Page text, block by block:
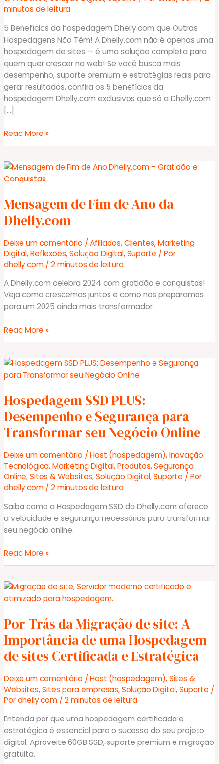
minutos de leitura
5 Benefícios da hospedagem Dhelly.com que Outras
Hospedagens Não Têm! A Dhelly.com não é apenas uma
hospedagem de sites — é uma solução completa para
quem quer crescer na web! Se você busca mais
desempenho, suporte premium e estratégias reais para
gerar resultados, confira os 5 benefícios da
hospedagem Dhelly.com exclusivos que só a Dhelly.com
[…]
🚀
5
da
hospedagem
que
Outras
Hospedagens
Não
Têm!
Read More »
Mensagem de Fim de Ano da
Dhelly.com
Deixe um comentário /Afiliados,Clientes,Marketing
Digital,Reflexões,Solução Digital,Suporte / Por
dhelly.com /2 minutos de leitura
A Dhelly.com celebra 2024 com gratidão e conquistas!
Veja como crescemos juntos e como nos preparamos
para um 2025 ainda mais transformador.
Mensagem
de
de
Ano
Dhelly.com
Read More »
Hospedagem SSD PLUS:
Desempenho e Segurança para
Transformar seu Negócio Online
Deixe um comentário /Host (hospedagem),Inovação
Tecnológica,Marketing Digital,Produtos,Segurança
Online,Sites & Websites,Solução Digital,Suporte / Por
dhelly.com /2 minutos de leitura
Saiba como a Hospedagem SSD da Dhelly.com oferece
a velocidade e segurança necessárias para transformar
seu negócio online.
Hospedagem
SSD
Desempenho
e
para
Transformar
seu
Negócio
Read More »
Por Trás da Migração de site: A
Importância de uma Hospedagem
de sites Certificada e Estratégica
Deixe um comentário /Host (hospedagem),Sites &
Websites,Sites para empresas,Solução Digital,Suporte /
Pordhelly.com /2 minutos de leitura
Entenda por que uma hospedagem certificada e
estratégica é essencial para o sucesso do seu projeto
digital. Aproveite 60GB SSD, suporte premium e migração
gratuita.